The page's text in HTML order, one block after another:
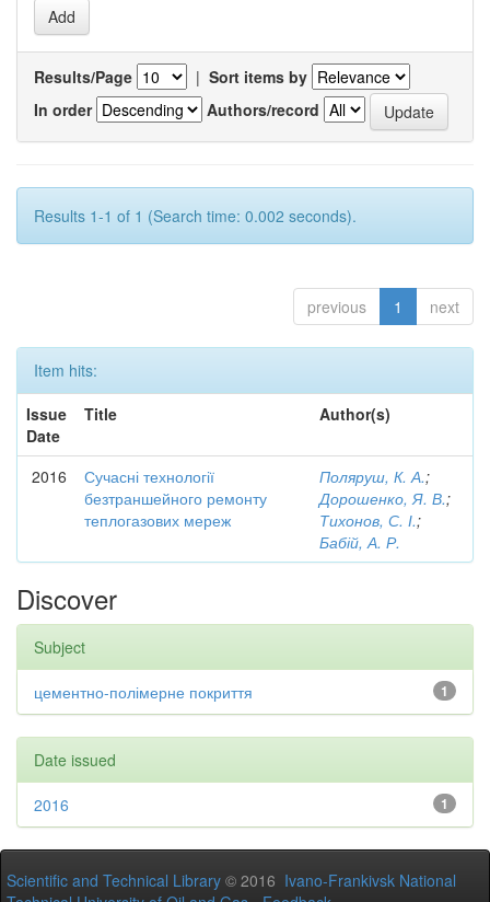
Results/Page | Sort items by
In order
Authors/record
Results 1-1 of 1 (Search time: 0.002 seconds).
previous 1 next
Item hits:
Issue
Date
Title Author(s)
2016
Сучасні технології
безтраншейного ремонту
теплогазових мереж
Поляруш, К. А.;
Дорошенко, Я. В.;
Тихонов, С. І.;
Бабій, А. Р.
Discover
Subject
1
цементно-полімерне покриття
Date issued
1
2016
Scientific and Technical Library © 2016 Ivano-Frankivsk National